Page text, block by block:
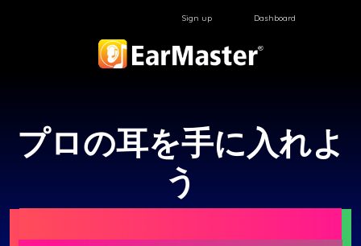
Sign up Dashboard
プロの耳を手に入れよ
う